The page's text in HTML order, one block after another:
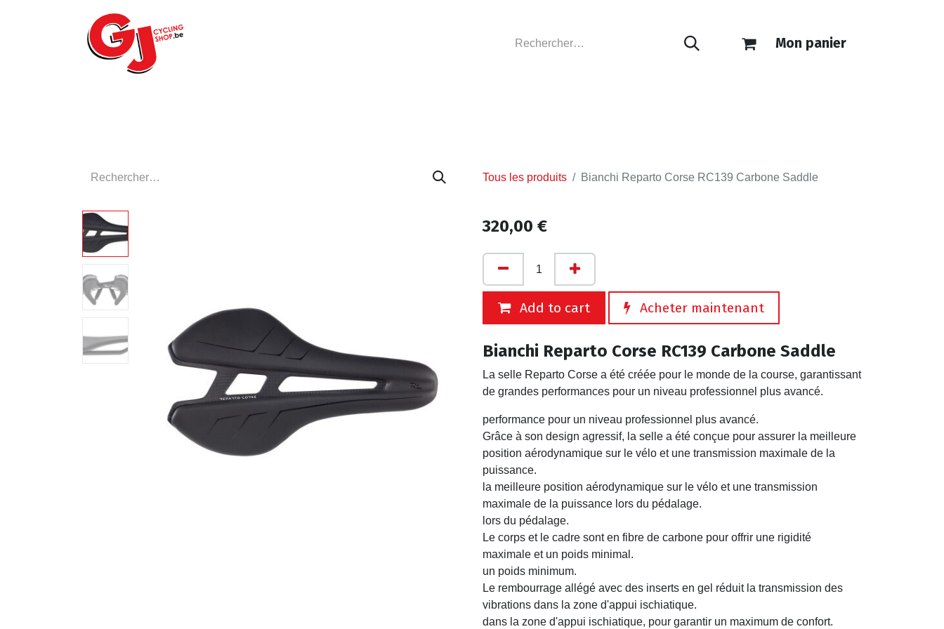
Mon panier
Tous les produits Bianchi Reparto Corse RC139 Carbone Saddle
320,00 €
Add to cart Acheter maintenant
Bianchi Reparto Corse RC139 Carbone Saddle
La selle Reparto Corse a été créée pour le monde de la course, garantissant
de grandes performances pour un niveau professionnel plus avancé.
performance pour un niveau professionnel plus avancé.
Grâce à son design agressif, la selle a été conçue pour assurer la meilleure
position aérodynamique sur le vélo et une transmission maximale de la
puissance.
la meilleure position aérodynamique sur le vélo et une transmission
maximale de la puissance lors du pédalage.
lors du pédalage.
Le corps et le cadre sont en fibre de carbone pour offrir une rigidité
maximale et un poids minimal.
un poids minimum.
Le rembourrage allégé avec des inserts en gel réduit la transmission des
vibrations dans la zone d'appui ischiatique.
dans la zone d'appui ischiatique, pour garantir un maximum de confort.